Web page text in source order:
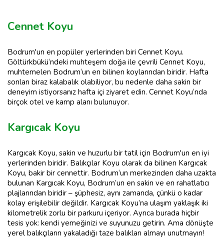
Cennet Koyu
Bodrum'un en popüler yerlerinden biri Cennet Koyu.
Göltürkbükü‘ndeki muhteşem doğa ile çevrili Cennet Koyu,
muhtemelen Bodrum‘un en bilinen koylarından biridir. Hafta
sonları biraz kalabalık olabiliyor, bu nedenle daha sakin bir
deneyim istiyorsanız hafta içi ziyaret edin. Cennet Koyu‘nda
birçok otel ve kamp alanı bulunuyor.
Kargıcak Koyu
Kargıcak Koyu, sakin ve huzurlu bir tatil için Bodrum'un en iyi
yerlerinden biridir. Balıkçılar Koyu olarak da bilinen Kargıcak
Koyu, bakir bir cennettir. Bodrum‘un merkezinden daha uzakta
bulunan Kargıcak Koyu, Bodrum’un en sakin ve en rahatlatıcı
plajlarından biridir – şüphesiz, aynı zamanda, çünkü o kadar
kolay erişilebilir değildir. Kargıcak Koyu’na ulaşım yaklaşık iki
kilometrelik zorlu bir parkuru içeriyor. Ayrıca burada hiçbir
tesis yok: kendi yemeğinizi ve suyunuzu getirin. Ama dönüşte
yerel balıkçıların yakaladığı taze balıkları almayı unutmayın!